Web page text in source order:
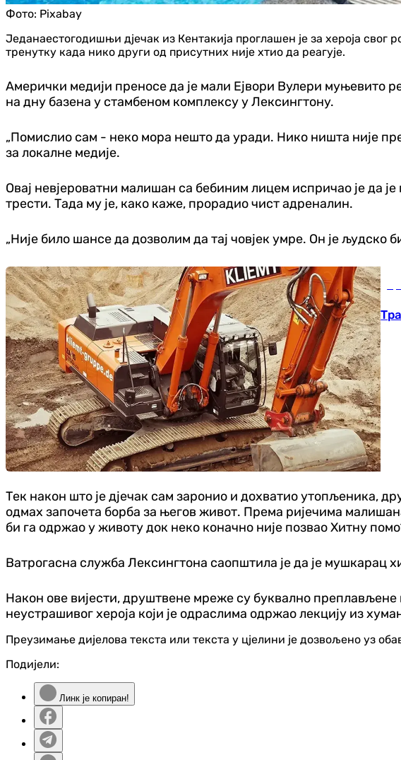
Фото: Pixabay
Једанаестогодишњи дјечак из Кентакија проглашен је за хероја
тренутку када нико други од присутних није хтио да реагује.
Амерички медији преносе да је мали Ејвори Вулери муњевито
на дну базена у стамбеном комплексу у Лексингтону.
„Помислио сам - неко мора нешто да уради. Нико ништа није
за локалне медије.
Овај невјероватни малишан са бебиним лицем испричао је да
трести. Тада му је, како каже, прорадио чист адреналин.
„Није било шансе да дозволим да тај човјек умре. Он је људско
Тек након што је дјечак сам заронио и дохватио утопљеника,
одмах започета борба за његов живот. Према ријечима
би га одржао у животу док неко коначно није позвао Хитну
Ватрогасна служба Лексингтона саопштила је да је мушкарац
Након ове вијести, друштвене мреже су буквално преплављене
неустрашивог хероја који је одраслима одржао лекцију из
Преузимање дијелова текста или текста у цјелини је дозвољено уз
Подијели:
Линк је копиран!